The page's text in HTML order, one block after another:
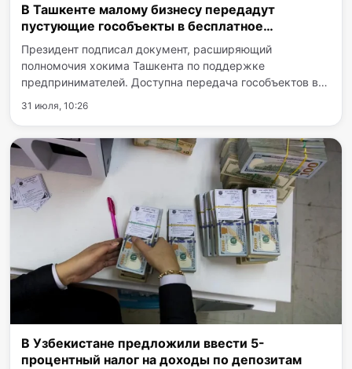
В Ташкенте малому бизнесу передадут
пустующие гособъекты в бесплатное
пользование
Президент подписал документ, расширяющий
полномочия хокима Ташкента по поддержке
предпринимателей. Доступна передача гособъектов в
Принятый документ вводит новые механизмы
31 июля, 10:26
В Узбекистане предложили ввести 5-
процентный налог на доходы по депозитам